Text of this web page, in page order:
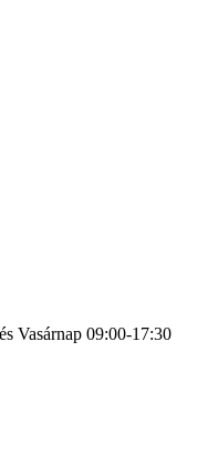
Vasárnap 09:00-17:30